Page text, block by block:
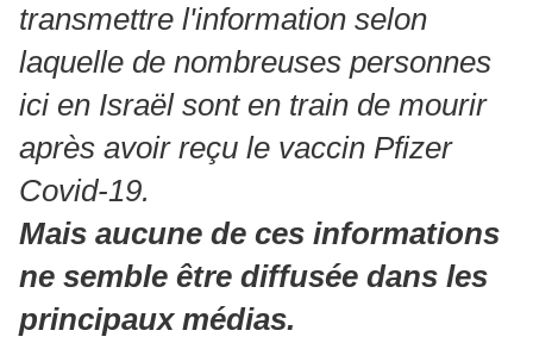
transmettre l'information selon
laquelle de nombreuses personnes
ici en Israël sont en train de mourir
après avoir reçu le vaccin Pfizer
Covid-19.
Mais aucune de ces informations
ne semble être diffusée dans les
principaux médias.